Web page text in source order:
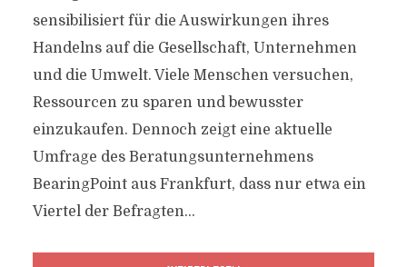
sensibilisiert für die Auswirkungen ihres
Handelns auf die Gesellschaft, Unternehmen
und die Umwelt. Viele Menschen versuchen,
Ressourcen zu sparen und bewusster
einzukaufen. Dennoch zeigt eine aktuelle
Umfrage des Beratungsunternehmens
BearingPoint aus Frankfurt, dass nur etwa ein
Viertel der Befragten...